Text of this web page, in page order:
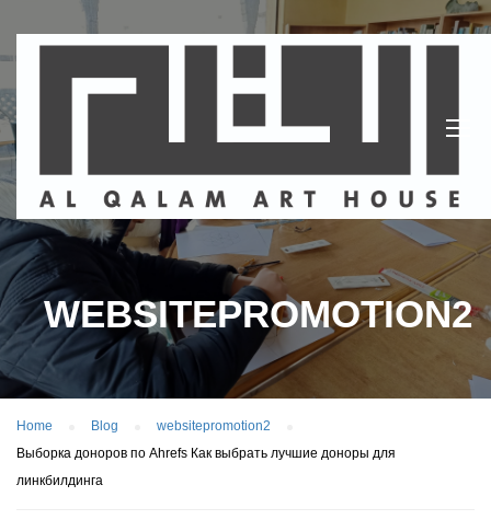
WEBSITEPROMOTION2
Home Blog
websitepromotion2
Выборка доноров по Ahrefs Как выбрать лучшие доноры для
линкбилдинга